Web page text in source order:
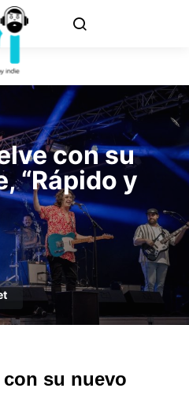
con su
“Rápido y
con su nuevo